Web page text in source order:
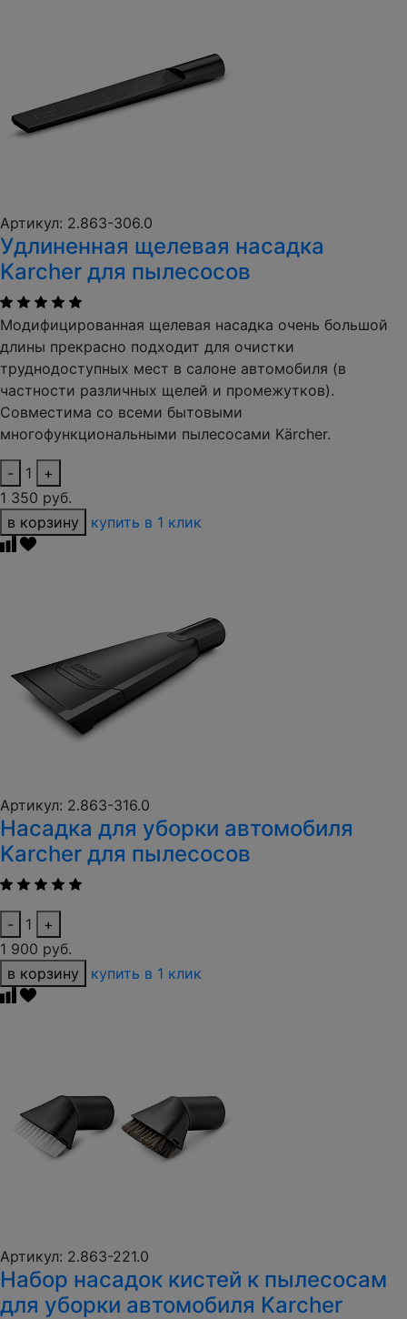
Артикул: 2.863-306.0
Удлиненная щелевая насадка
Karcher для пылесосов
Модифицированная щелевая насадка очень большой
длины прекрасно подходит для очистки
труднодоступных мест в салоне автомобиля (в
частности различных щелей и промежутков).
Совместима со всеми бытовыми
многофункциональными пылесосами Kärcher.
- 1
+
1 350 руб.
в корзину
купить в 1 клик
Артикул: 2.863-316.0
Насадка для уборки автомобиля
Karcher для пылесосов
- 1
+
1 900 руб.
в корзину
купить в 1 клик
Артикул: 2.863-221.0
Набор насадок кистей к пылесосам
для уборки автомобиля Karcher